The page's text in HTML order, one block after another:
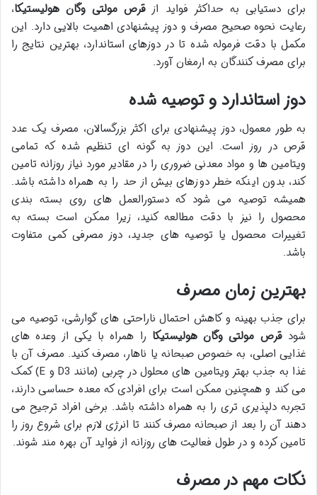
برای دستیابی به حداکثر فواید از قرص مولتی وگان هولیستیکا،
رعایت نحوه صحیح مصرف و دوز پیشنهادی اهمیت بالایی دارد. این
مکمل با دقت فرموله شده تا در دوزهای استاندارد، بهترین نتایج را
برای مصرف کنندگان به ارمغان آورد.
دوز استاندارد و توصیه شده
به طور معمول، دوز پیشنهادی برای اکثر بزرگسالان، مصرف یک عدد
قرص در روز است. این دوز به گونه ای تنظیم شده که تمامی
ویتامین ها و مواد معدنی ضروری را در مقادیر مورد نیاز روزانه تامین
کند، بدون اینکه خطر دوزهای بیش از حد را به همراه داشته باشد.
همیشه توصیه می شود که دستورالعمل های روی بسته بندی
محصول را نیز با دقت مطالعه کنید، زیرا ممکن است بسته به
تغییرات محصول یا توصیه های جدید، دوز مصرفی کمی متفاوت
باشد.
بهترین زمان مصرف
برای جذب بهینه و کاهش احتمال ناراحتی های گوارشی، توصیه می
شودقرص مولتی وگان هولیستیکا را همراه با یکی از وعده های
غذایی اصلی، به خصوص صبحانه یا ناهار، مصرف کنید. مصرف آن با
غذا به جذب بهتر ویتامین های محلول در چربی (مانند D3 و E) کمک
می کند و همچنین ممکن است برای افرادی که معده حساسی دارند،
تجربه دلپذیری تری را به همراه داشته باشد. برخی افراد ترجیح می
دهند آن را بعد از صبحانه مصرف کنند تا انرژی لازم برای شروع روز را
تامین کرده و در طول فعالیت های روزانه از فواید آن بهره مند شوند.
نکات مهم در مصرف